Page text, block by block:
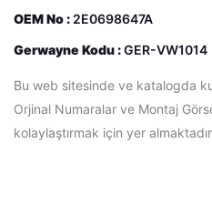
OEM No : 2E0698647A
Gerwayne Kodu :GER-VW1014
Bu web sitesinde ve katalogda
Orjinal Numaralar ve Montaj
kolaylaştırmak için yer